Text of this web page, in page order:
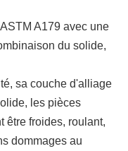
A179 avec une
du solide,
sa couche d'alliage
les pièces
être froides, roulant,
dommages au